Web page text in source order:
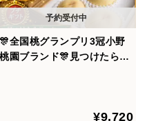
トに取り扱って頂いてお
トは一般のシャインより
🎊全国桃グランプリ3冠小野
桃園ブランド🎊見つけたら超
¥9,720